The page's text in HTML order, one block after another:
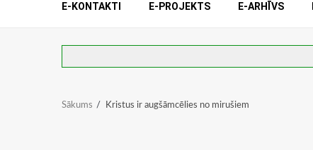
E-KONTAKTI E-PROJEKTS E-ARHĪVS
Sākums Kristus ir augšāmcēlies no mirušiem